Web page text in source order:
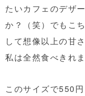
たいカフェのデザ
か？（笑）でもこ
して想像以上の甘
私は全然食べきれ
このサイズで550